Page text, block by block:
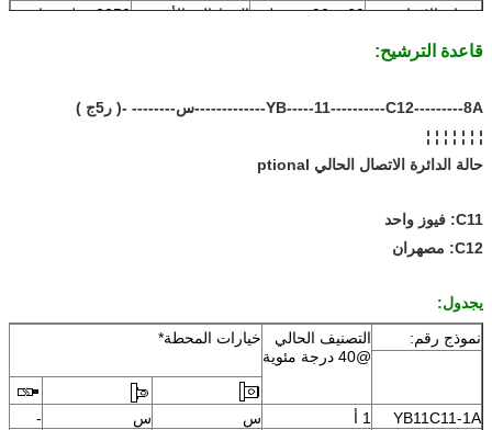
فقدان الإدراج
60 ~ 90 ديسيبل الخط إلى الأرض
2250 فولت تيار
مقاومة المدخلات
كحد أقصى
الفولطية
فولت
قاعدة الترشيح:
YB-----11----------C12---------8A-------------س-------- -( ر5ج )
¦ ¦ ¦ ¦ ¦ ¦ ¦
حالة الدائرة الاتصال الحالي ptional
C11: فيوز واحد
C12: مصهران
يجدول:
نموذج رقم:
التصنيف الحالي
@40 درجة مئوية
خيارات المحطة*
YB11C11-1A 1 أ س س -